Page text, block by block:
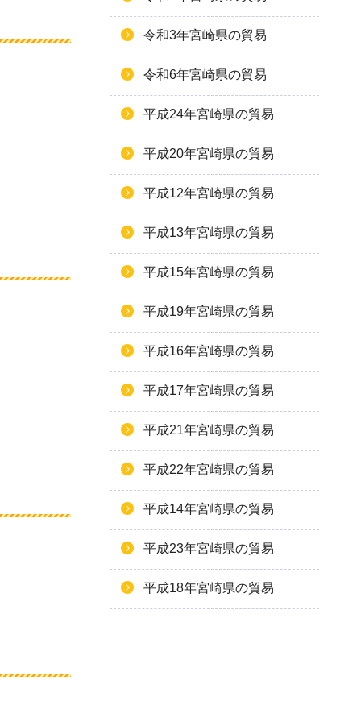
令和3年宮崎県の貿易
令和6年宮崎県の貿易
平成24年宮崎県の貿易
平成20年宮崎県の貿易
平成12年宮崎県の貿易
平成13年宮崎県の貿易
平成15年宮崎県の貿易
平成19年宮崎県の貿易
平成16年宮崎県の貿易
平成17年宮崎県の貿易
平成21年宮崎県の貿易
平成22年宮崎県の貿易
平成14年宮崎県の貿易
平成23年宮崎県の貿易
平成18年宮崎県の貿易